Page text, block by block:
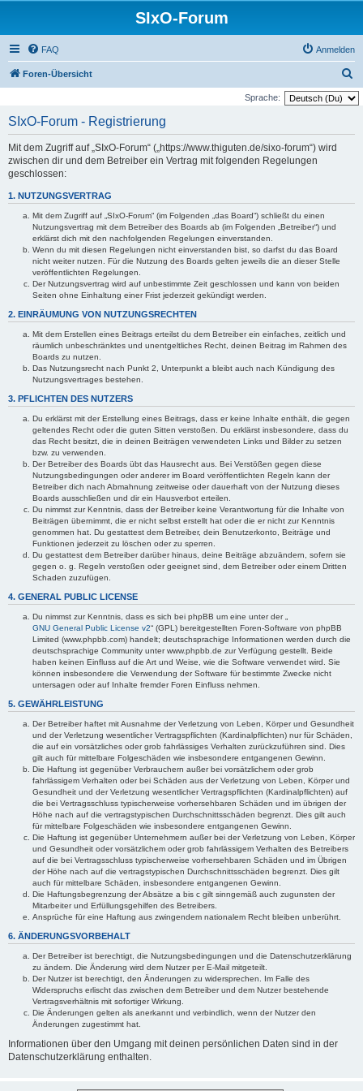
SIxO-Forum
FAQ Anmelden
Foren-Übersicht
u
Sprache:
SIxO-Forum - Registrierung
Mit dem Zugriff auf „SIxO-Forum“ („https://www.thiguten.de/sixo-forum“) wird
zwischen dir und dem Betreiber ein Vertrag mit folgenden Regelungen
geschlossen:
1. NUTZUNGSVERTRAG
Mit dem Zugriff auf „SIxO-Forum“ (im Folgenden „das Board“) schließt du einen
Nutzungsvertrag mit dem Betreiber des Boards ab (im Folgenden „Betreiber“) und
erklärst dich mit den nachfolgenden Regelungen einverstanden.
Wenn du mit diesen Regelungen nicht einverstanden bist, so darfst du das Board
nicht weiter nutzen. Für die Nutzung des Boards gelten jeweils die an dieser Stelle
veröffentlichten Regelungen.
Der Nutzungsvertrag wird auf unbestimmte Zeit geschlossen und kann von beiden
Seiten ohne Einhaltung einer Frist jederzeit gekündigt werden.
2. EINRÄUMUNG VON NUTZUNGSRECHTEN
Mit dem Erstellen eines Beitrags erteilst du dem Betreiber ein einfaches, zeitlich und
räumlich unbeschränktes und unentgeltliches Recht, deinen Beitrag im Rahmen des
Boards zu nutzen.
Das Nutzungsrecht nach Punkt 2, Unterpunkt a bleibt auch nach Kündigung des
Nutzungsvertrages bestehen.
3. PFLICHTEN DES NUTZERS
Du erklärst mit der Erstellung eines Beitrags, dass er keine Inhalte enthält, die gegen
geltendes Recht oder die guten Sitten verstoßen. Du erklärst insbesondere, dass du
das Recht besitzt, die in deinen Beiträgen verwendeten Links und Bilder zu setzen
bzw. zu verwenden.
Der Betreiber des Boards übt das Hausrecht aus. Bei Verstößen gegen diese
Nutzungsbedingungen oder anderer im Board veröffentlichten Regeln kann der
Betreiber dich nach Abmahnung zeitweise oder dauerhaft von der Nutzung dieses
Boards ausschließen und dir ein Hausverbot erteilen.
Du nimmst zur Kenntnis, dass der Betreiber keine Verantwortung für die Inhalte von
Beiträgen übernimmt, die er nicht selbst erstellt hat oder die er nicht zur Kenntnis
genommen hat. Du gestattest dem Betreiber, dein Benutzerkonto, Beiträge und
Funktionen jederzeit zu löschen oder zu sperren.
Du gestattest dem Betreiber darüber hinaus, deine Beiträge abzuändern, sofern sie
gegen o. g. Regeln verstoßen oder geeignet sind, dem Betreiber oder einem Dritten
Schaden zuzufügen.
4. GENERAL PUBLIC LICENSE
Du nimmst zur Kenntnis, dass es sich bei phpBB um eine unter der „
GNU General Public License v2“ (GPL) bereitgestellten Foren-Software von phpBB
Limited (www.phpbb.com) handelt; deutschsprachige Informationen werden durch die
deutschsprachige Community unter www.phpbb.de zur Verfügung gestellt. Beide
haben keinen Einfluss auf die Art und Weise, wie die Software verwendet wird. Sie
können insbesondere die Verwendung der Software für bestimmte Zwecke nicht
untersagen oder auf Inhalte fremder Foren Einfluss nehmen.
5. GEWÄHRLEISTUNG
Der Betreiber haftet mit Ausnahme der Verletzung von Leben, Körper und Gesundheit
und der Verletzung wesentlicher Vertragspflichten (Kardinalpflichten) nur für Schäden,
die auf ein vorsätzliches oder grob fahrlässiges Verhalten zurückzuführen sind. Dies
gilt auch für mittelbare Folgeschäden wie insbesondere entgangenen Gewinn.
Die Haftung ist gegenüber Verbrauchern außer bei vorsätzlichem oder grob
fahrlässigem Verhalten oder bei Schäden aus der Verletzung von Leben, Körper und
Gesundheit und der Verletzung wesentlicher Vertragspflichten (Kardinalpflichten) auf
die bei Vertragsschluss typischerweise vorhersehbaren Schäden und im übrigen der
Höhe nach auf die vertragstypischen Durchschnittsschäden begrenzt. Dies gilt auch
für mittelbare Folgeschäden wie insbesondere entgangenen Gewinn.
Die Haftung ist gegenüber Unternehmern außer bei der Verletzung von Leben, Körper
und Gesundheit oder vorsätzlichem oder grob fahrlässigem Verhalten des Betreibers
auf die bei Vertragsschluss typischerweise vorhersehbaren Schäden und im Übrigen
der Höhe nach auf die vertragstypischen Durchschnittsschäden begrenzt. Dies gilt
auch für mittelbare Schäden, insbesondere entgangenen Gewinn.
Die Haftungsbegrenzung der Absätze a bis c gilt sinngemäß auch zugunsten der
Mitarbeiter und Erfüllungsgehilfen des Betreibers.
Ansprüche für eine Haftung aus zwingendem nationalem Recht bleiben unberührt.
6. ÄNDERUNGSVORBEHALT
Der Betreiber ist berechtigt, die Nutzungsbedingungen und die Datenschutzerklärung
zu ändern. Die Änderung wird dem Nutzer per E-Mail mitgeteilt.
Der Nutzer ist berechtigt, den Änderungen zu widersprechen. Im Falle des
Widerspruchs erlischt das zwischen dem Betreiber und dem Nutzer bestehende
Vertragsverhältnis mit sofortiger Wirkung.
Die Änderungen gelten als anerkannt und verbindlich, wenn der Nutzer den
Änderungen zugestimmt hat.
Informationen über den Umgang mit deinen persönlichen Daten sind in der
Datenschutzerklärung enthalten.